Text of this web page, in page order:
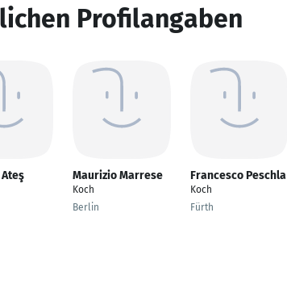
Profilangaben
Maurizio Marrese
Koch
Berlin
Francesco Peschla
Koch
Fürth